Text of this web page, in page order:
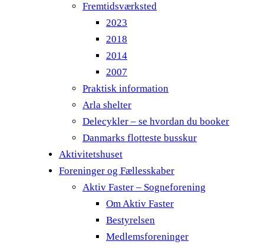
Fremtidsværksted
2023
2018
2014
2007
Praktisk information
Arla shelter
Delecykler – se hvordan du booker
Danmarks flotteste busskur
Aktivitetshuset
Foreninger og Fællesskaber
Aktiv Faster – Sogneforening
Om Aktiv Faster
Bestyrelsen
Medlemsforeninger